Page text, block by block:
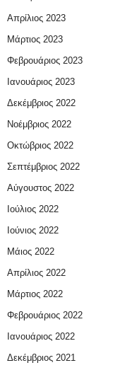
Απρίλιος 2023
Μάρτιος 2023
Φεβρουάριος 2023
Ιανουάριος 2023
Δεκέμβριος 2022
Νοέμβριος 2022
Οκτώβριος 2022
Σεπτέμβριος 2022
Αύγουστος 2022
Ιούλιος 2022
Ιούνιος 2022
Μάιος 2022
Απρίλιος 2022
Μάρτιος 2022
Φεβρουάριος 2022
Ιανουάριος 2022
Δεκέμβριος 2021